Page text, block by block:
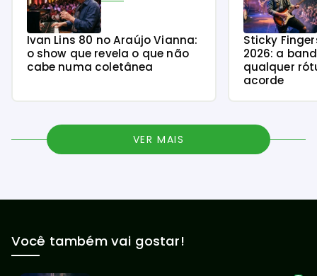
Ivan Lins 80 no Araújo Vianna:
o show que revela o que não
cabe numa coletânea
Sticky
2026: a
qualquer
acorde
VER MAIS
Você também vai gostar!